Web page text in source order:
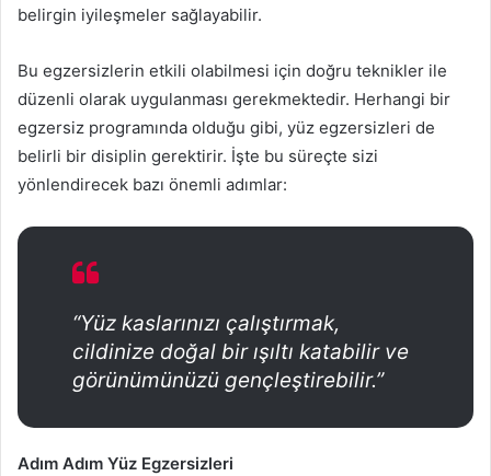
belirgin iyileşmeler sağlayabilir.
Bu egzersizlerin etkili olabilmesi için doğru teknikler ile
düzenli olarak uygulanması gerekmektedir. Herhangi bir
egzersiz programında olduğu gibi, yüz egzersizleri de
belirli bir disiplin gerektirir. İşte bu süreçte sizi
yönlendirecek bazı önemli adımlar:
“Yüz kaslarınızı çalıştırmak,
cildinize doğal bir ışıltı katabilir ve
görünümünüzü gençleştirebilir.”
Adım Adım Yüz Egzersizleri